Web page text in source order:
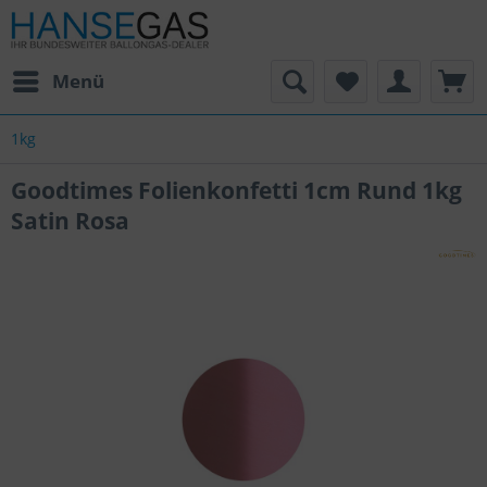
Menü
1kg
Goodtimes Folienkonfetti 1cm Rund 1kg
Satin Rosa